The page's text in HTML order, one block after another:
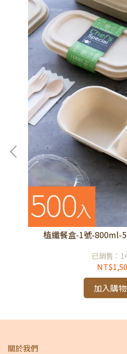
植纖餐盒-1號-800ml-
已銷售：
加入購
關於我們